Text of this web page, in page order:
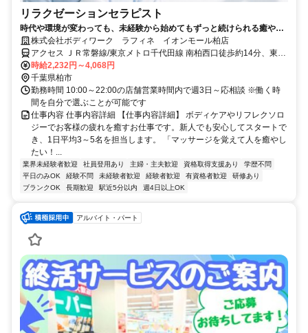
リラクゼーションセラピスト
時代や環境が変わっても、未経験から始めてもずっと続けられる癒やし
の仕事。手に職を身につけて、生き方を変えよう。
株式会社ボディワーク ラフィネ イオンモール柏店
アクセス ＪＲ常磐線/東京メトロ千代田線 南柏西口徒歩約14分、東武
野田線〔アーバンパークライン〕 柏南口(東)徒歩約18分、ＪＲ常磐
線/東京メトロ千代田線 柏南口(東)徒歩約18分 最寄駅：南柏駅
時給2,232円～4,068円
千葉県柏市
勤務時間 10:00～22:00の店舗営業時間内で週3日～応相談 ※働く時
間を自分で選ぶことが可能です
仕事内容 仕事内容詳細 【仕事内容詳細】 ボディケアやリフレクソロ
ジーでお客様の疲れを癒すお仕事です。新人でも安心してスタートで
き、1日平均3～5名を担当します。 「マッサージを覚えて人を癒やし
たい！...
業界未経験者歓迎 社員登用あり 主婦・主夫歓迎 資格取得支援あり
学歴不問
平日のみOK
経験不問 未経験者歓迎 経験者歓迎 有資格者歓迎
研修あり
ブランクOK
長期歓迎 駅近5分以内 週4日以上OK
アルバイト・パート